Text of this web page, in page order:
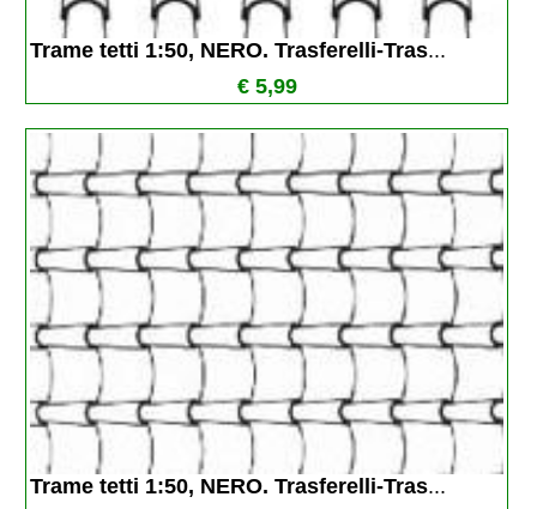
Trame tetti 1:50, NERO. Trasferelli-Tras...
€ 5,99
Trame tetti 1:50, NERO. Trasferelli-Tras...